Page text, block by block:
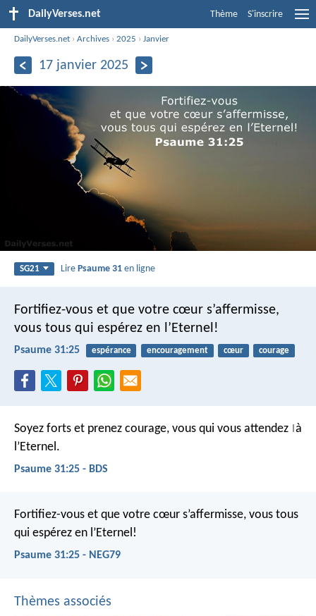
DailyVerses.net Thème S'inscrire
DailyVerses.net ›Archives ›2025 ›Janvier
17 janvier 2025
SG21 LirePsaume 31 en ligne
Fortifiez-vous et que votre cœur s’affermisse,
vous tous qui espérez en l’Eternel!
Psaume 31:25 espérance encouragement cœur courage
Soyez forts et prenez courage, vous qui vous attendez à
l’Eternel.
Psaume 31:25 - BDS
Fortifiez-vous et que votre cœur s’affermisse, vous tous
qui espérez en l’Eternel!
Psaume 31:25 - NEG79
Thèmes associés